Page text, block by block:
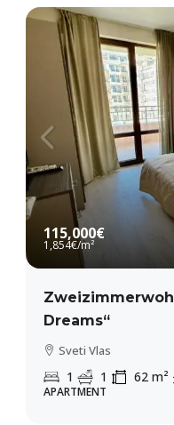
115,000€
1,854€/m²
Dreams“
Sveti Vlas
1 1 62 m²
APARTMENT